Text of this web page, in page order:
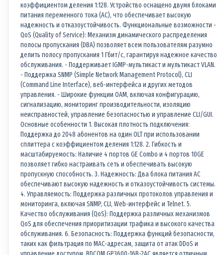
коэффициентом деления 1:128. Устройство оснащено двумя блоками
питания переменного тока (AC), что обеспечивает высокую
надежность и отказоустойчивость. Функциональные возможности -
QoS (Quality of Service): Механизм динамического распределения
полосы пропускания (DBA) позволяет всем пользователям разумно
делить полосу пропускания 1 Гбит/с, гарантируя надежное качество
обслуживания. - Поддерживает IGMP-мультикаст и мультикаст VLAN.
- Поддержка SNMP (Simple Network Management Protocol), CLI
(Command Line Interface), веб-интерфейса и других методов
управления. - Широкие функции OAM, включая конфигурацию,
сигнализацию, мониторинг производительности, изоляцию
неисправностей, управление безопасностью и управление CLI/GUI.
Основные особенности 1. Высокая плотность подключения:
Поддержка до 2048 абонентов на один OLT при использовании
сплиттера с коэффициентом деления 1:128. 2. Гибкость и
масштабируемость: Наличие 4 портов GE Combo и 4 портов 10GE
позволяет гибко настраивать сеть и обеспечивать высокую
пропускную способность. 3. Надежность: Два блока питания AC
обеспечивают высокую надежность и отказоустойчивость системы.
4. Управляемость: Поддержка различных протоколов управления и
мониторинга, включая SNMP, CLI, Web-интерфейс и Telnet. 5.
Качество обслуживания (QoS): Поддержка различных механизмов
QoS для обеспечения приоритизации трафика и высокого качества
обслуживания. 6. Безопасность: Поддержка функций безопасности,
таких как фильтрация по MAC-адресам, защита от атак DDoS и